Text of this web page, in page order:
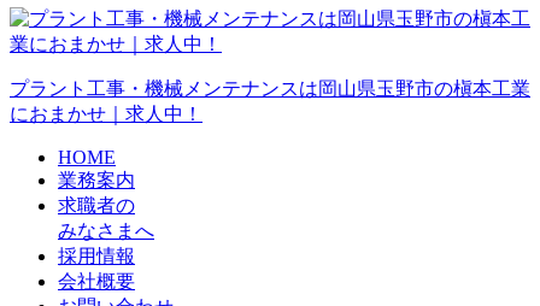
プラント工事・機械メンテナンスは岡山県玉野市の槇本工業
におまかせ｜求人中！
HOME
業務案内
求職者の
みなさまへ
採用情報
会社概要